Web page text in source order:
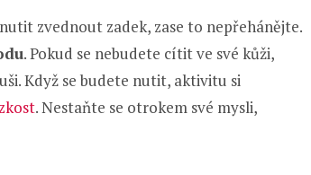
zvednout zadek, zase to nepřehánějte.
. Pokud se nebudete cítit ve své kůži,
Když se budete nutit, aktivitu si
. Nestaňte se otrokem své mysli,